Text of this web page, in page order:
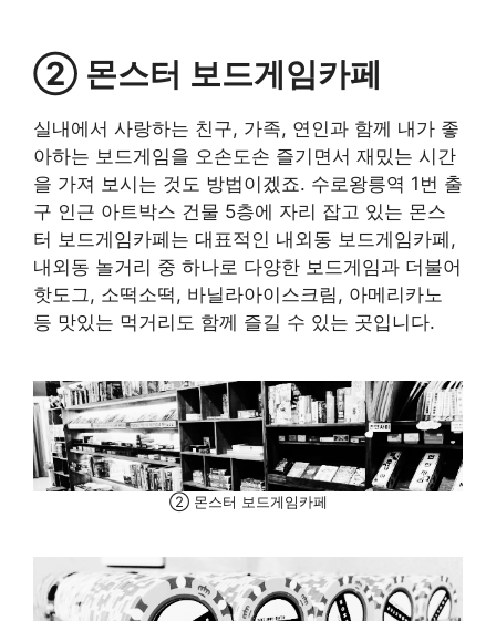
② 몬스터 보드게임카페
실내에서 사랑하는 친구, 가족, 연인과 함께 내가 좋
아하는 보드게임을 오손도손 즐기면서 재밌는 시간
을 가져 보시는 것도 방법이겠죠. 수로왕릉역 1번 출
구 인근 아트박스 건물 5층에 자리 잡고 있는 몬스
터 보드게임카페는 대표적인 내외동 보드게임카페,
내외동 놀거리 중 하나로 다양한 보드게임과 더불어
핫도그, 소떡소떡, 바닐라아이스크림, 아메리카노
등 맛있는 먹거리도 함께 즐길 수 있는 곳입니다.
② 몬스터 보드게임카페